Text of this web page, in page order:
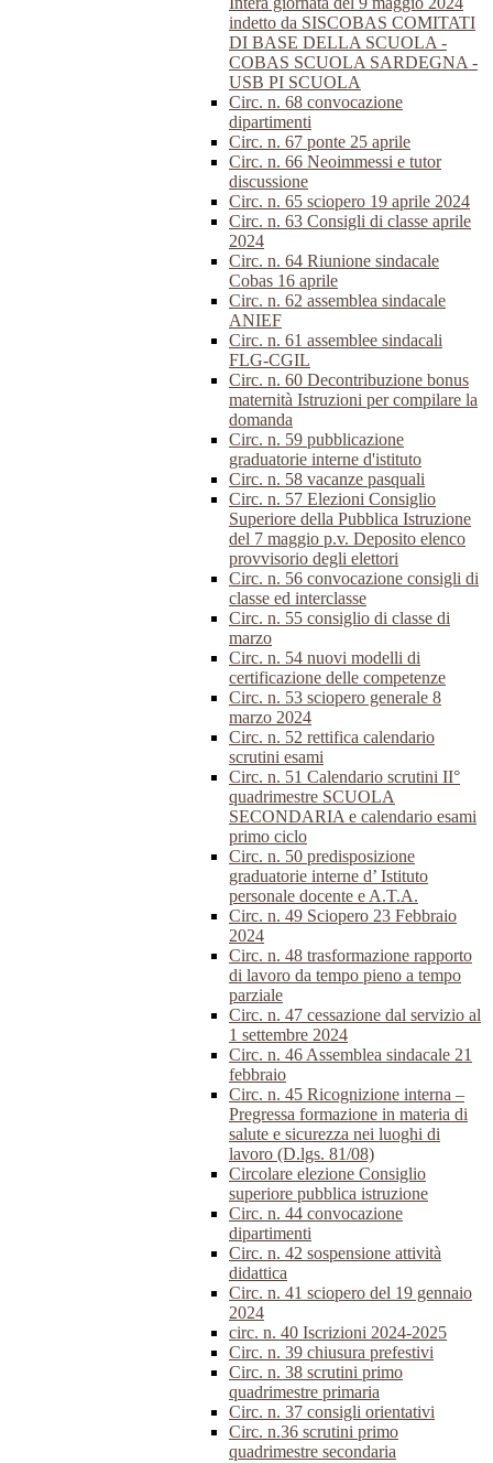
indetto da SISCOBAS COMITATI
DI BASE DELLA SCUOLA -
COBAS SCUOLA SARDEGNA -
USB PI SCUOLA
Circ. n. 68 convocazione
dipartimenti
Circ. n. 67 ponte 25 aprile
Circ. n. 66 Neoimmessi e tutor
discussione
Circ. n. 65 sciopero 19 aprile 2024
Circ. n. 63 Consigli di classe aprile
2024
Circ. n. 64 Riunione sindacale
Cobas 16 aprile
Circ. n. 62 assemblea sindacale
ANIEF
Circ. n. 61 assemblee sindacali
FLG-CGIL
Circ. n. 60 Decontribuzione bonus
maternità Istruzioni per compilare la
domanda
Circ. n. 59 pubblicazione
graduatorie interne d'istituto
Circ. n. 58 vacanze pasquali
Circ. n. 57 Elezioni Consiglio
Superiore della Pubblica Istruzione
del 7 maggio p.v. Deposito elenco
provvisorio degli elettori
Circ. n. 56 convocazione consigli di
classe ed interclasse
Circ. n. 55 consiglio di classe di
marzo
Circ. n. 54 nuovi modelli di
certificazione delle competenze
Circ. n. 53 sciopero generale 8
marzo 2024
Circ. n. 52 rettifica calendario
scrutini esami
Circ. n. 51 Calendario scrutini II°
quadrimestre SCUOLA
SECONDARIA e calendario esami
primo ciclo
Circ. n. 50 predisposizione
graduatorie interne d’ Istituto
personale docente e A.T.A.
Circ. n. 49 Sciopero 23 Febbraio
2024
Circ. n. 48 trasformazione rapporto
di lavoro da tempo pieno a tempo
parziale
Circ. n. 47 cessazione dal servizio al
1 settembre 2024
Circ. n. 46 Assemblea sindacale 21
febbraio
Circ. n. 45 Ricognizione interna –
Pregressa formazione in materia di
salute e sicurezza nei luoghi di
lavoro (D.lgs. 81/08)
Circolare elezione Consiglio
superiore pubblica istruzione
Circ. n. 44 convocazione
dipartimenti
Circ. n. 42 sospensione attività
didattica
Circ. n. 41 sciopero del 19 gennaio
2024
circ. n. 40 Iscrizioni 2024-2025
Circ. n. 39 chiusura prefestivi
Circ. n. 38 scrutini primo
quadrimestre primaria
Circ. n. 37 consigli orientativi
Circ. n.36 scrutini primo
quadrimestre secondaria